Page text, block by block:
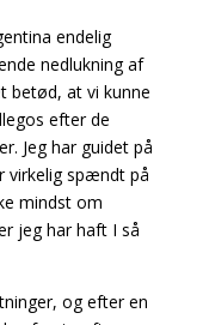
endelig
nedlukning af
betød, at vi kunne
efter de
Jeg har guidet på
virkelig spændt på
mindst om
jeg har haft I så
og efter en